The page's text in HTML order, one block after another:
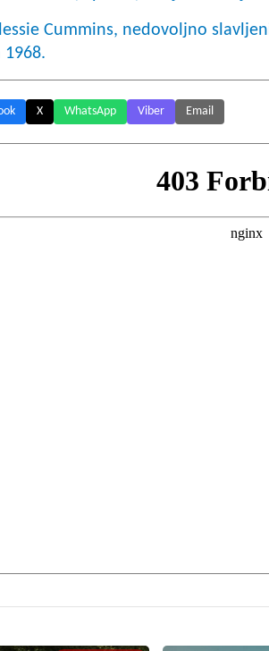
Cummins, nedovoljno
1968.
X WhatsApp Viber Email